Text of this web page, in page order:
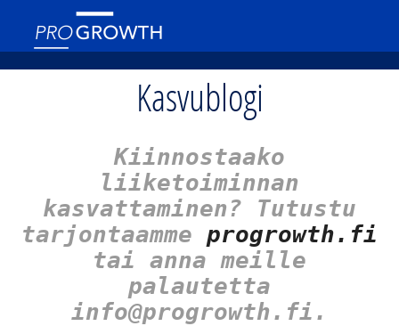
Kasvublogi
Kiinnostaako
liiketoiminnan
kasvattaminen? Tutustu
tarjontaamme progrowth.fi
tai anna meille
palautetta
info@progrowth.fi.